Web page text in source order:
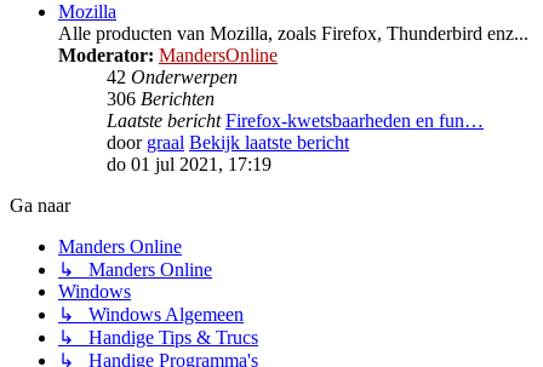
Mozilla
Alle producten van Mozilla, zoals Firefox, Thunderbird enz...
Moderator: MandersOnline
42 Onderwerpen
306 Berichten
Laatste bericht Firefox-kwetsbaarheden en fun…
door graal Bekijk laatste bericht
do 01 jul 2021, 17:19
Ga naar
Manders Online
↳ Manders Online
Windows
↳ Windows Algemeen
↳ Handige Tips & Trucs
↳ Handige Programma's